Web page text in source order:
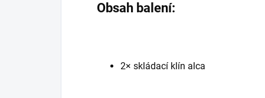
Obsah balení:
2× skládací klín alca